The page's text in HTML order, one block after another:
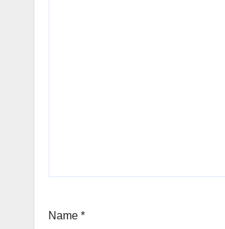
Name *